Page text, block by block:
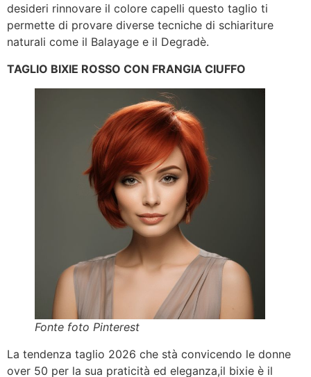
desideri rinnovare il colore capelli questo taglio ti
permette di provare diverse tecniche di schiariture
naturali come il Balayage e il Degradè.
TAGLIO BIXIE ROSSO CON FRANGIA CIUFFO
Fonte foto Pinterest
La tendenza taglio 2026 che stà convicendo le donne
over 50 per la sua praticità ed eleganza,il bixie è il